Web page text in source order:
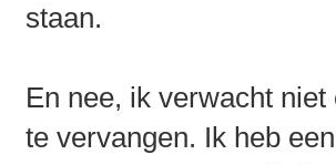
staan.
En nee, ik verwacht
te vervangen. Ik heb